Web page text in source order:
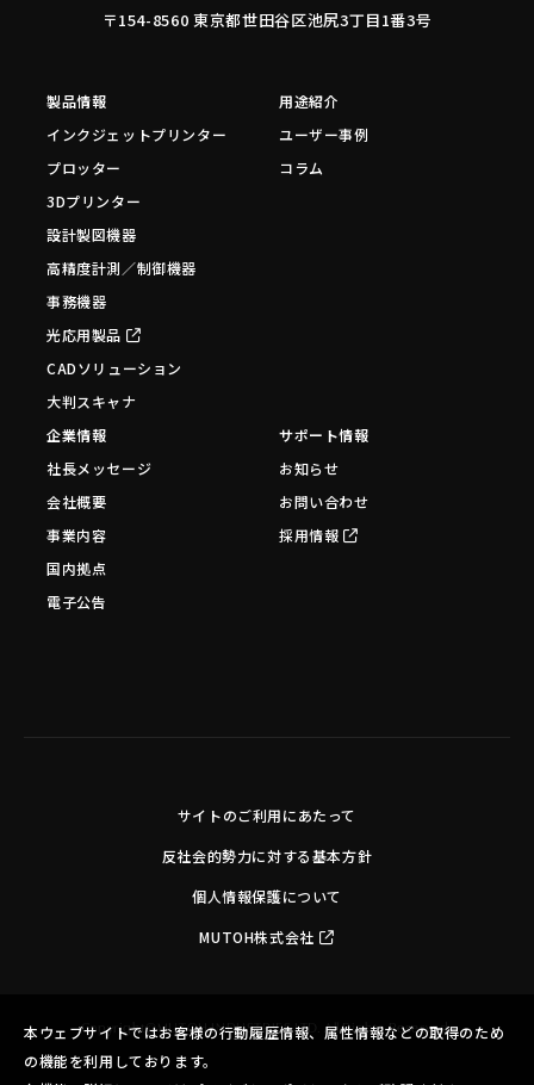
〒154-8560 東京都世田谷区池尻3丁目1番3号
製品情報
インクジェットプリンター
プロッター
3Dプリンター
設計製図機器
高精度計測／制御機器
事務機器
光応用製品
CADソリューション
大判スキャナ
用途紹介
ユーザー事例
コラム
企業情報
社長メッセージ
会社概要
事業内容
国内拠点
電子公告
サポート情報
お知らせ
お問い合わせ
採用情報
サイトのご利用にあたって
反社会的勢力に対する基本方針
個人情報保護について
MUTOH株式会社
Copyright©MUTOH INDUSTRIES LTD. All Rights Reserved.
本ウェブサイトではお客様の行動履歴情報、属性情報などの取得のため
の機能を利用しております。